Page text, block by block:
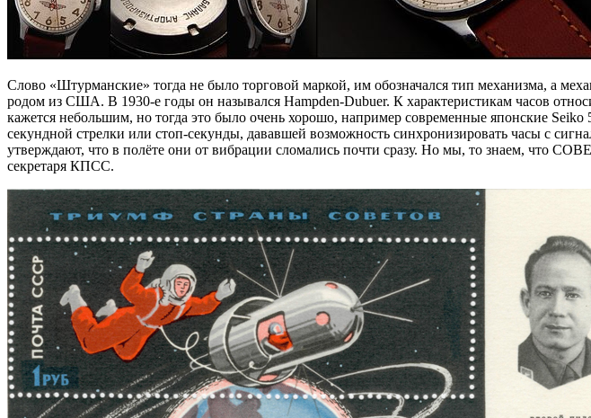
Слово «Штурманские» тогда не было торговой маркой, им обозначался тип механизма, а
родом из США. В 1930-е годы он назывался Hampden-Dubuer. К характеристикам часов
кажется небольшим, но тогда это было очень хорошо, например современные японские
секундной стрелки или стоп-секунды, дававшей возможность синхронизировать часы с
утверждают, что в полёте они от вибрации сломались почти сразу. Но мы, то знаем, что
секретаря КПСС.